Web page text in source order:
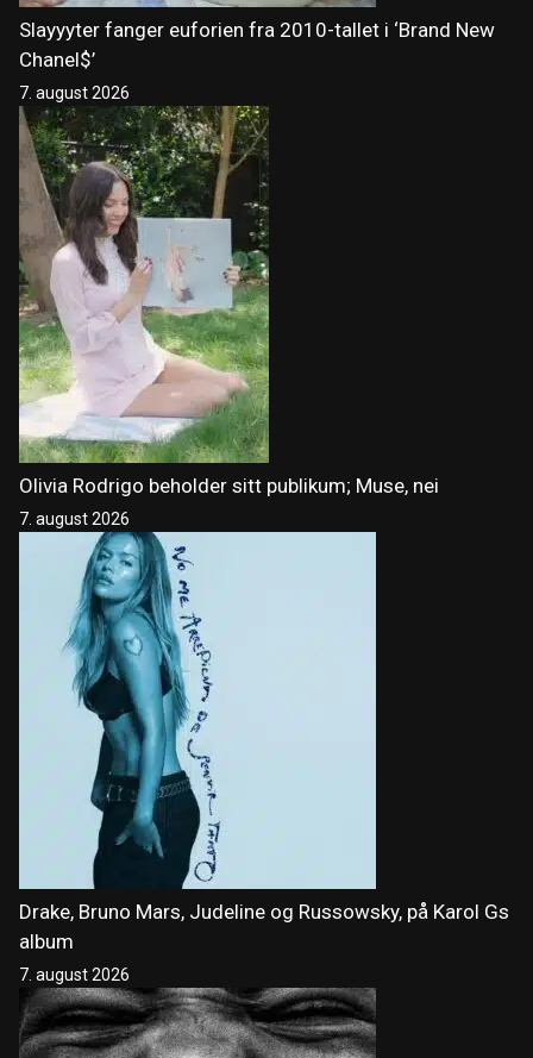
Slayyyter fanger euforien fra 2010-tallet i ‘Brand New
Chanel$’
7. august 2026
Olivia Rodrigo beholder sitt publikum; Muse, nei
7. august 2026
Drake, Bruno Mars, Judeline og Russowsky, på Karol Gs
album
7. august 2026